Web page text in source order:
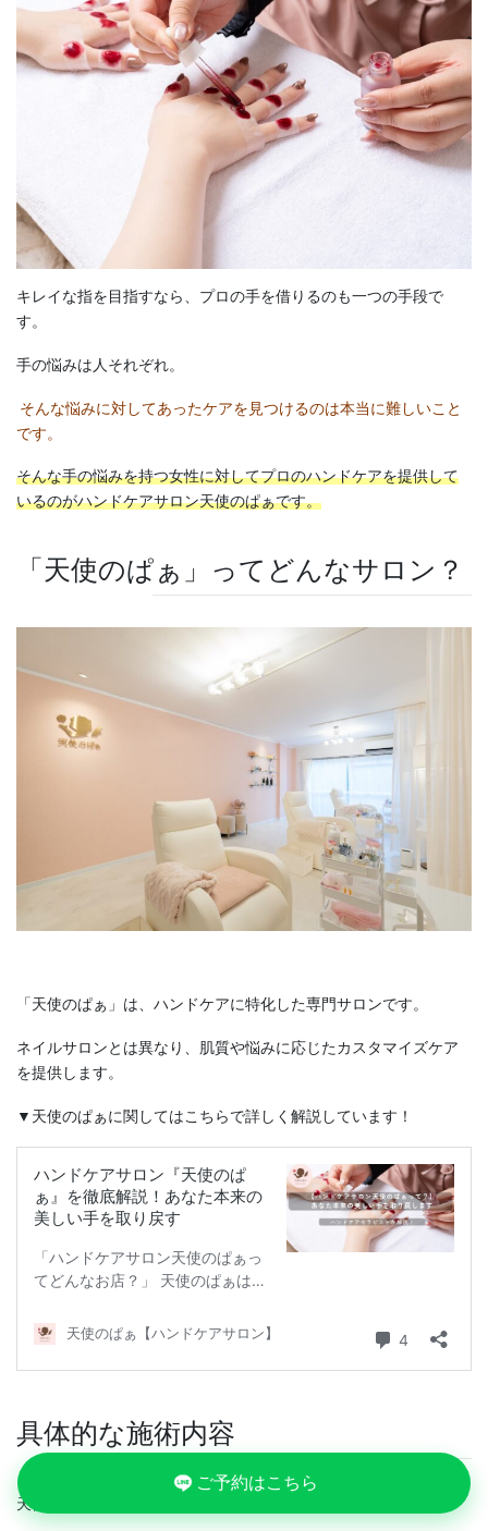
ご予約はこちら
キレイな指を目指すなら、プロの手を借りるのも一つの手段で
す。
手の悩みは人それぞれ。
そんな悩みに対してあったケアを見つけるのは本当に難しいこと
です。
そんな手の悩みを持つ女性に対してプロのハンドケアを提供して
いるのがハンドケアサロン天使のぱぁです。
「天使のぱぁ」ってどんなサロン？
「天使のぱぁ」は、ハンドケアに特化した専門サロンです。
ネイルサロンとは異なり、肌質や悩みに応じたカスタマイズケア
を提供します。
▼天使のぱぁに関してはこちらで詳しく解説しています！
具体的な施術内容
天使のぱぁで受けられるハンドケア施術の一例をご紹介します。